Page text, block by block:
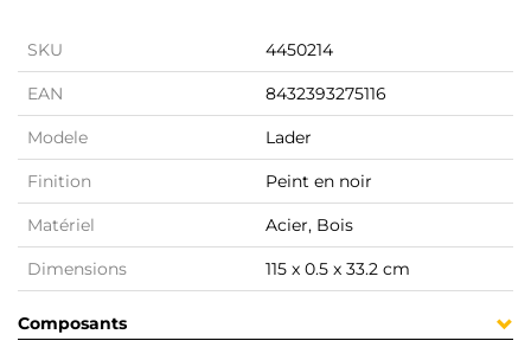
SKU 4450214
EAN 8432393275116
Modele Lader
Finition Peint en noir
Matériel Acier, Bois
Dimensions 115 x 0.5 x 33.2 cm
Composants